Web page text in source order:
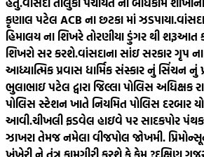
કૃણાલ પટેલ ACB ના છટકા માં ઝડપાયા.
હિમાલય ના શિખરે તોરણીયા ડુંગર થી શરૂઆત
શિખરો સર કરશે.વાંસદાના સાંઇ સરકાર ગૃપ
આધ્યાત્મિક પ્રવાસ ધાર્મિક સંસ્કાર નું સિંચન નું
ભુલાભાઇ પટેલ દ્વારા જિલ્લા પોલિસ
પોલિસ સ્ટેશન ખાતે નિયમિત પોલિસ દરબાર
આવી.ચીખલી ફડવેલ હાઇવે પર સાદકપોર પંથકમાં
ઝાખરા તેમજ નમેલા વીજપોલ જોખમી.